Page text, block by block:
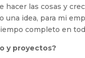
las cosas y
idea, para mi
completo en
y proyectos?